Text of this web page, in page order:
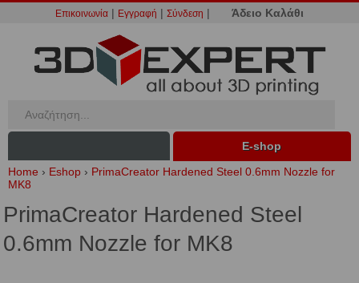
Επικοινωνία | Εγγραφή | Σύνδεση | Άδειο Καλάθι
Ε-shop
Home › Eshop › PrimaCreator Hardened Steel 0.6mm Nozzle for
MK8
PrimaCreator Hardened Steel
0.6mm Nozzle for MK8